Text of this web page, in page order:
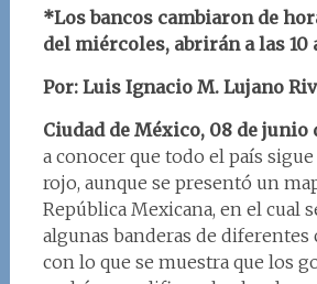
*Los bancos cambiaron de
del miércoles, abrirán a las 10
Por: Luis Ignacio M. Lujano
Ciudad de México, 08 de junio
a conocer que todo el país
rojo, aunque se presentó un
República Mexicana, en el cual
algunas banderas de diferentes
con lo que se muestra que los